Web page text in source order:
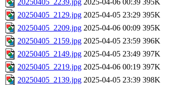
20250405_2239.jpg 2025-04-06 00:39 395K
20250405_2129.jpg 2025-04-05 23:29 395K
20250405_2209.jpg 2025-04-06 00:09 395K
20250405_2159.jpg 2025-04-05 23:59 396K
20250405_2149.jpg 2025-04-05 23:49 397K
20250405_2219.jpg 2025-04-06 00:19 397K
20250405_2139.jpg 2025-04-05 23:39 398K